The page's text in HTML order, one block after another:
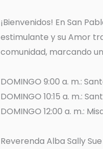
¡Bienvenidos! En San
estimulante y su Amor
comunidad, marcando
DOMINGO 9:00 a. m.:
DOMINGO 10:15 a. m.:
DOMINGO 12:00 a. m.:
Reverenda Alba Sally